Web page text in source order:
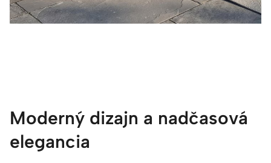
Moderný dizajn a nadčasová
elegancia